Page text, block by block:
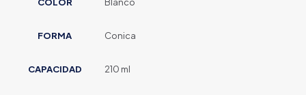
FORMA Conica
CAPACIDAD 210 ml